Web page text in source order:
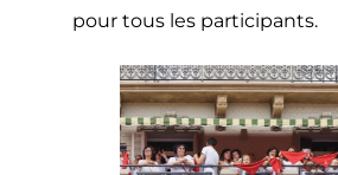
pour tous les participants.